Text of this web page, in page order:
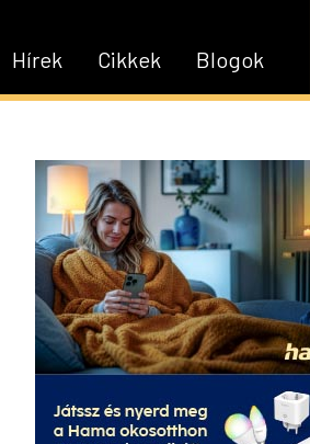
Blogok
Cikkek
Hírek